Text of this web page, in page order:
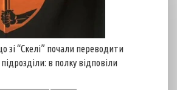
зі “Скелі” почали переводити
в полку відповіли